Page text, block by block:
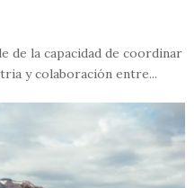
de la capacidad de coordinar
y colaboración entre...